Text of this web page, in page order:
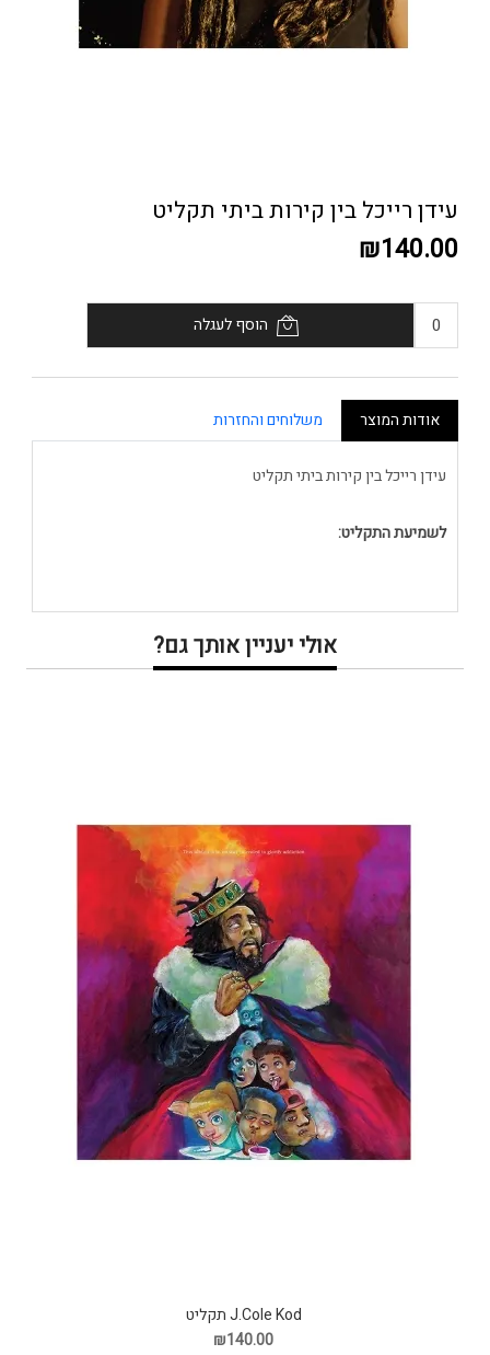
עידן רייכל בין קירות ביתי תקליט
₪140.00
הוסף לעגלה
אודות המוצר משלוחים והחזרות
עידן רייכל בין קירות ביתי תקליט
לשמיעת התקליט:
אולי יעניין אותך גם?
J.Cole Kod תקליט
₪140.00